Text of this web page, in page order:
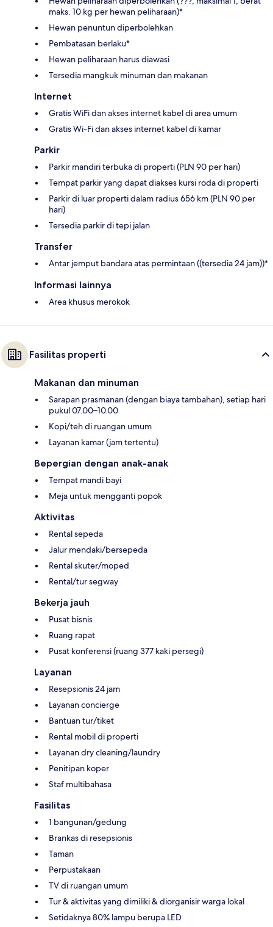
maks. 10 kg per hewan peliharaan)*
Hewan penuntun diperbolehkan
Pembatasan berlaku*
Hewan peliharaan harus diawasi
Tersedia mangkuk minuman dan makanan
Internet
Gratis WiFi dan akses internet kabel di area umum
Gratis Wi-Fi dan akses internet kabel di kamar
Parkir
Parkir mandiri terbuka di properti (PLN 90 per hari)
Tempat parkir yang dapat diakses kursi roda di properti
Parkir di luar properti dalam radius 656 km (PLN 90 per
hari)
Tersedia parkir di tepi jalan
Transfer
Antar jemput bandara atas permintaan ((tersedia 24 jam))*
Informasi lainnya
Area khusus merokok
Fasilitas properti
Makanan dan minuman
Sarapan prasmanan (dengan biaya tambahan), setiap hari
pukul 07.00–10.00
Kopi/teh di ruangan umum
Layanan kamar (jam tertentu)
Bepergian dengan anak-anak
Tempat mandi bayi
Meja untuk mengganti popok
Aktivitas
Rental sepeda
Jalur mendaki/bersepeda
Rental skuter/moped
Rental/tur segway
Bekerja jauh
Pusat bisnis
Ruang rapat
Pusat konferensi (ruang 377 kaki persegi)
Layanan
Resepsionis 24 jam
Layanan concierge
Bantuan tur/tiket
Rental mobil di properti
Layanan dry cleaning/laundry
Penitipan koper
Staf multibahasa
Fasilitas
1 bangunan/gedung
Brankas di resepsionis
Taman
Perpustakaan
TV di ruangan umum
Tur & aktivitas yang dimiliki & diorganisir warga lokal
Setidaknya 80% lampu berupa LED